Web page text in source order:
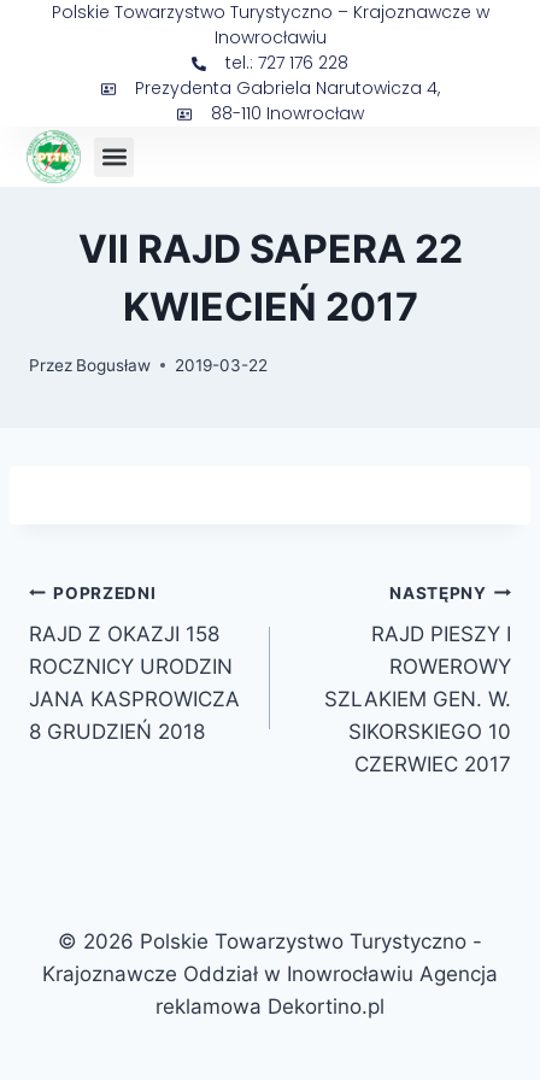
Polskie Towarzystwo Turystyczno – Krajoznawcze w
Inowrocławiu
tel.: 727 176 228
Prezydenta Gabriela Narutowicza 4,
88-110 Inowrocław
VII RAJD SAPERA 22
KWIECIEŃ 2017
Przez Bogusław 2019-03-22
POPRZEDNI
RAJD Z OKAZJI 158
ROCZNICY URODZIN
JANA KASPROWICZA
8 GRUDZIEŃ 2018
NASTĘPNY
RAJD PIESZY I
ROWEROWY
SZLAKIEM GEN. W.
SIKORSKIEGO 10
CZERWIEC 2017
© 2026 Polskie Towarzystwo Turystyczno -
Krajoznawcze Oddział w Inowrocławiu Agencja
reklamowa Dekortino.pl